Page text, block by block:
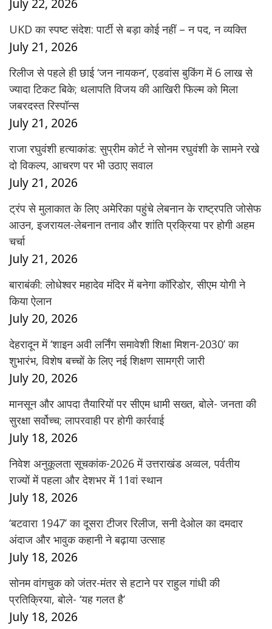
July 22, 2026
UKD का स्पष्ट संदेश: पार्टी से बड़ा कोई नहीं – न पद, न व्यक्ति
July 21, 2026
रिलीज से पहले ही छाई ‘जन नायकन’, एडवांस बुकिंग में 6 लाख से
ज्यादा टिकट बिके; थलापति विजय की आखिरी फिल्म को मिला
जबरदस्त रिस्पॉन्स
July 21, 2026
राजा रघुवंशी हत्याकांड: सुप्रीम कोर्ट ने सोनम रघुवंशी के सामने रखे
दो विकल्प, आचरण पर भी उठाए सवाल
July 21, 2026
ट्रंप से मुलाकात के लिए अमेरिका पहुंचे लेबनान के राष्ट्रपति जोसेफ
आउन, इजरायल-लेबनान तनाव और शांति प्रक्रिया पर होगी अहम
चर्चा
July 21, 2026
बाराबंकी: लोधेश्वर महादेव मंदिर में बनेगा कॉरिडोर, सीएम योगी ने
किया ऐलान
July 20, 2026
देहरादून में ‘शाइन अवी लर्निंग समावेशी शिक्षा मिशन-2030’ का
शुभारंभ, विशेष बच्चों के लिए नई शिक्षण सामग्री जारी
July 20, 2026
मानसून और आपदा तैयारियों पर सीएम धामी सख्त, बोले- जनता की
सुरक्षा सर्वोच्च; लापरवाही पर होगी कार्रवाई
July 18, 2026
निवेश अनुकूलता सूचकांक-2026 में उत्तराखंड अव्वल, पर्वतीय
राज्यों में पहला और देशभर में 11वां स्थान
July 18, 2026
‘बटवारा 1947’ का दूसरा टीजर रिलीज, सनी देओल का दमदार
अंदाज और भावुक कहानी ने बढ़ाया उत्साह
July 18, 2026
सोनम वांगचुक को जंतर-मंतर से हटाने पर राहुल गांधी की
प्रतिक्रिया, बोले- ‘यह गलत है’
July 18, 2026